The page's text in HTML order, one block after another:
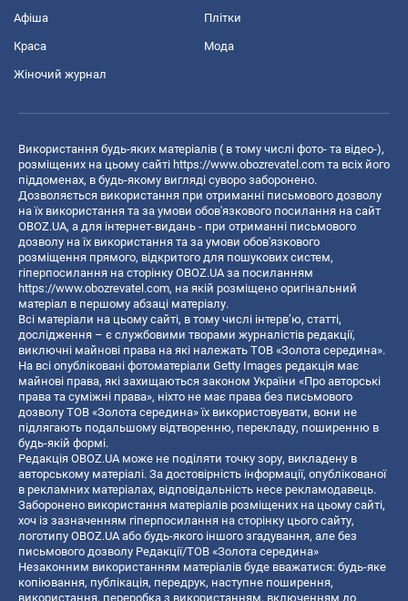
Афіша Плітки
Краса Мода
Жіночий журнал
Використання будь-яких матеріалів ( в тому числі фото- та відео-),
розміщених на цьому сайті https://www.obozrevatel.com та всіх його
піддоменах, в будь-якому вигляді суворо заборонено.
Дозволяється використання при отриманні письмового дозволу
на їх використання та за умови обов'язкового посилання на сайт
OBOZ.UA, а для інтернет-видань - при отриманні письмового
дозволу на їх використання та за умови обов'язкового
розміщення прямого, відкритого для пошукових систем,
гіперпосилання на сторінку OBOZ.UA за посиланням
https://www.obozrevatel.com, на якій розміщено оригінальний
матеріал в першому абзаці матеріалу.
Всі матеріали на цьому сайті, в тому числі інтерв’ю, статті,
дослідження – є службовими творами журналістів редакції,
виключні майнові права на які належать ТОВ «Золота середина».
На всі опубліковані фотоматеріали Getty Images редакція має
майнові права, які захищаються законом України «Про авторські
права та суміжні права», ніхто не має права без письмового
дозволу ТОВ «Золота середина» їх використовувати, вони не
підлягають подальшому відтворенню, перекладу, поширенню в
будь-якій формі.
Редакція OBOZ.UA може не поділяти точку зору, викладену в
авторському матеріалі. За достовірність інформації, опублікованої
в рекламних матеріалах, відповідальність несе рекламодавець.
Заборонено використання матеріалів розміщених на цьому сайті,
хоч із зазначенням гіперпосилання на сторінку цього сайту,
логотипу OBOZ.UA або будь-якого іншого згадування, але без
письмового дозволу Редакції/ТОВ «Золота середина»
Незаконним використанням матеріалів буде вважатися: будь-яке
копiювання, публiкацiя, передрук, наступне поширення,
використання, переробка з використанням, включенням до